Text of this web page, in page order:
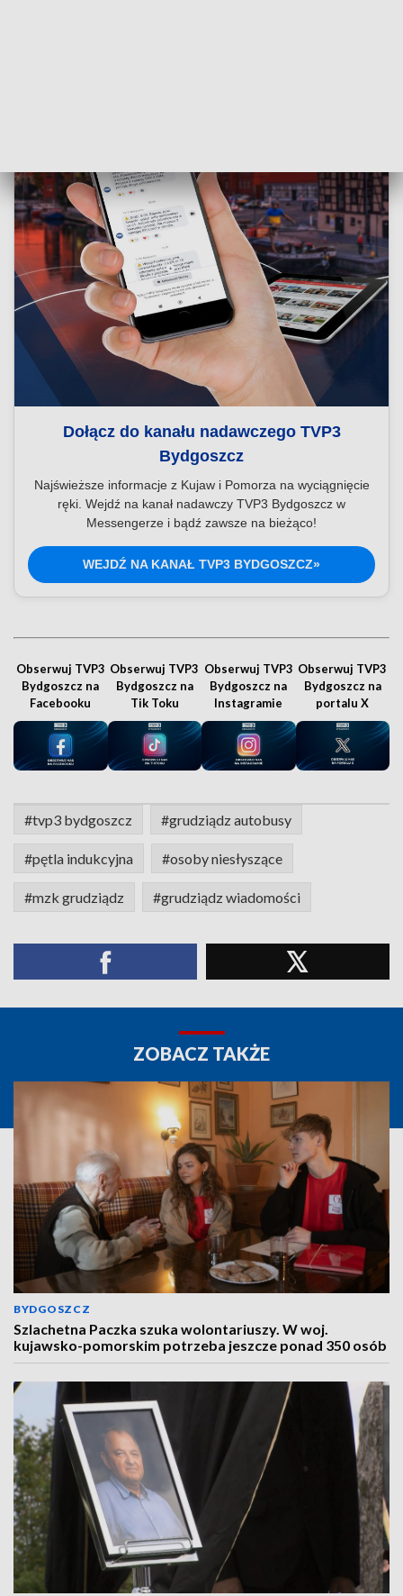
Dołącz do kanału nadawczego TVP3
Bydgoszcz
Najświeższe informacje z Kujaw i Pomorza na wyciągnięcie
ręki. Wejdź na kanał nadawczy TVP3 Bydgoszcz w
Messengerze i bądź zawsze na bieżąco!
WEJDŹ NA KANAŁ TVP3 BYDGOSZCZ»
Obserwuj TVP3
Bydgoszcz na
Facebooku
Obserwuj TVP3
Bydgoszcz na
Tik Toku
Obserwuj TVP3
Bydgoszcz na
Instagramie
Obserwuj TVP3
Bydgoszcz na
portalu X
#tvp3 bydgoszcz #grudziądz autobusy
#pętla indukcyjna #osoby niesłyszące
#mzk grudziądz #grudziądz wiadomości
ZOBACZ TAKŻE
BYDGOSZCZ
Szlachetna Paczka szuka wolontariuszy. W woj.
kujawsko-pomorskim potrzeba jeszcze ponad 350 osób